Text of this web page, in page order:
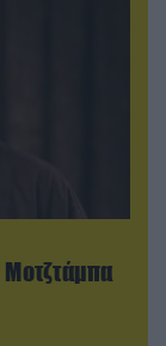
Μοτζτάμπα